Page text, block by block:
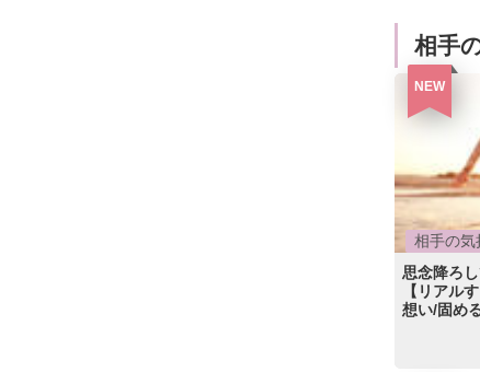
相手
NEW
相手の気
思念降ろ
【リアル
想い/固め